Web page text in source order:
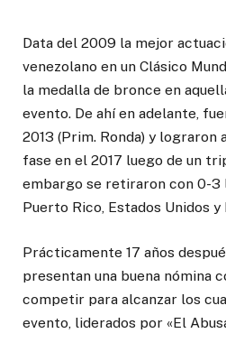
Data del 2009 la mejor
venezolano en un Clásico
la medalla de bronce en
evento. De ahí en adelante,
2013 (Prim. Ronda) y lograron
fase en el 2017 luego de un
embargo se retiraron con 0-3
Puerto Rico, Estados Unidos
Prácticamente 17 años
presentan una buena nómina
competir para alcanzar los
evento, liderados por «El